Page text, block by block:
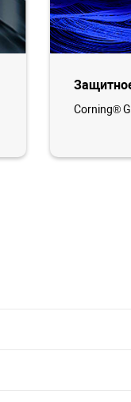
Corning®